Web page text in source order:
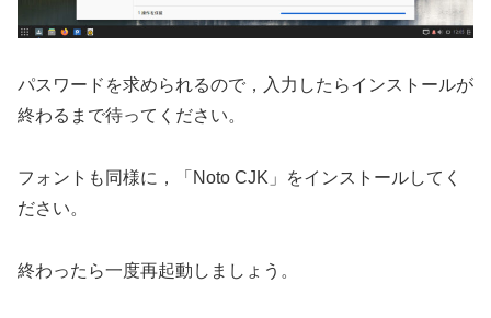
パスワードを求められるので，入力したらインストールが
終わるまで待ってください。
フォントも同様に，「Noto CJK」をインストールしてく
ださい。
終わったら一度再起動しましょう。